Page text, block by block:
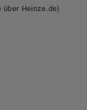
Heinze.de)